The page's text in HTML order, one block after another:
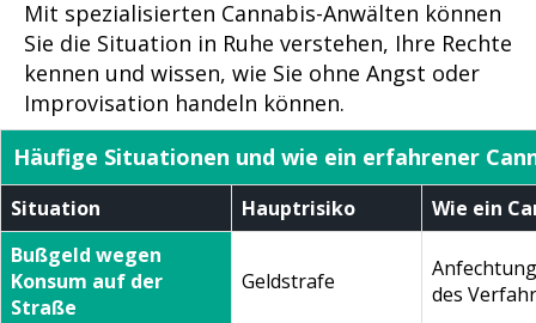
Mit spezialisierten Cannabis-Anwälten können
Sie die Situation in Ruhe verstehen, Ihre Rechte
kennen und wissen, wie Sie ohne Angst oder
Improvisation handeln können.
Häufige Situationen und wie ein erfahrener
Situation Hauptrisiko
Wie ein
Bußgeld wegen
Konsum auf der
Straße
Geldstrafe
des